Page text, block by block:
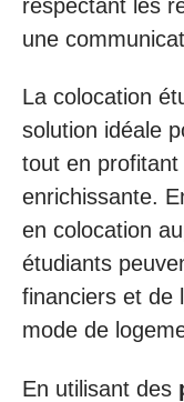
respectant les
une
La colocation
solution idéale
tout en profitant
enrichissante.
en colocation
étudiants
financiers et de
mode de
En utilisant des